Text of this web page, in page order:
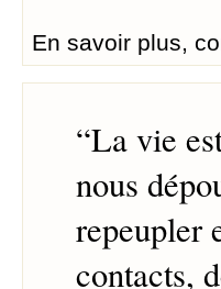
En savoir plus,
“La vie
nous
repeupler
contacts,